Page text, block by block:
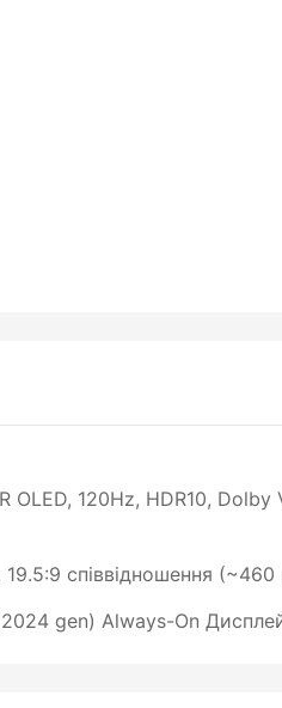
OLED, 120Hz, HDR10,
співвідношення (~460
gen) Always-On